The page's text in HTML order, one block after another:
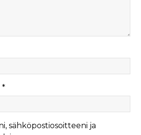
*
sähköpostiosoitteeni ja